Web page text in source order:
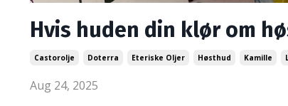
Hvis huden din klør om
Castorolje Doterra Eteriske Oljer Høsthud Kamille
Aug 24, 2025